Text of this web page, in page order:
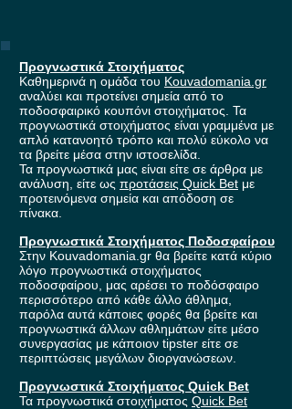
Προγνωστικά Στοιχήματος
Καθημερινά η ομάδα του Kouvadomania.gr
αναλύει και προτείνει σημεία από το
ποδοσφαιρικό κουπόνι στοιχήματος. Τα
προγνωστικά στοιχήματος είναι γραμμένα με
απλό κατανοητό τρόπο και πολύ εύκολο να
τα βρείτε μέσα στην ιστοσελίδα.
Τα προγνωστικά μας είναι είτε σε άρθρα με
ανάλυση, είτε ως προτάσεις Quick Bet με
προτεινόμενα σημεία και απόδοση σε
πίνακα.
Προγνωστικά Στοιχήματος Ποδοσφαίρου
Στην Kouvadomania.gr θα βρείτε κατά κύριο
λόγο προγνωστικά στοιχήματος
ποδοσφαίρου, μας αρέσει το ποδόσφαιρο
περισσότερο από κάθε άλλο άθλημα,
παρόλα αυτά κάποιες φορές θα βρείτε και
προγνωστικά άλλων αθλημάτων είτε μέσο
συνεργασίας με κάποιον tipster είτε σε
περιπτώσεις μεγάλων διοργανώσεων.
Προγνωστικά Στοιχήματος Quick Bet
Τα προγνωστικά στοιχήματος Quick Bet